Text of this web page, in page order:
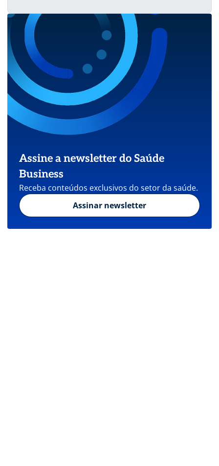
Assine a newsletter do Saúde
Business
Receba conteúdos exclusivos do setor da saúde.
Assinar newsletter